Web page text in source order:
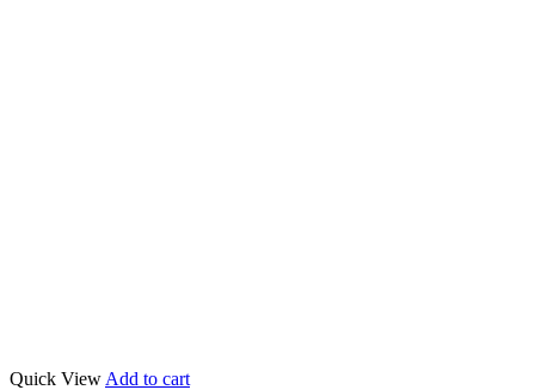
Quick View Add to cart